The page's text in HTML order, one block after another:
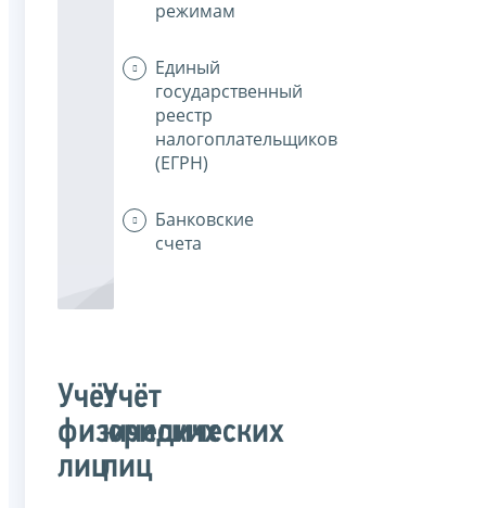
режимам
Единый
государственный
реестр
налогоплательщиков
(ЕГРН)
Банковские
счета
Учёт
физических
лиц
Учёт
юридических
лиц